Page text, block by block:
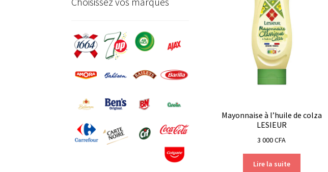
Mayonnaise à l’huile de colza
LESIEUR
3 000CFA
Lire la suite